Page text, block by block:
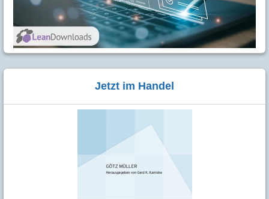
Jetzt im Handel